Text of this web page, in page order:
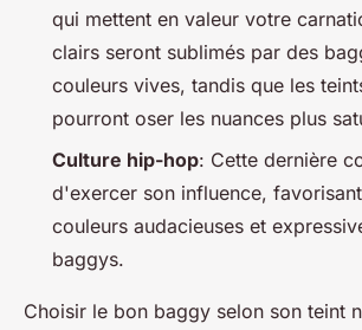
qui mettent en valeur votre
clairs seront sublimés par des
couleurs vives, tandis que les
pourront oser les nuances plus
Culture hip-hop: Cette dernière
d'exercer son influence,
couleurs audacieuses et
baggys.
Choisir le bon baggy selon son teint